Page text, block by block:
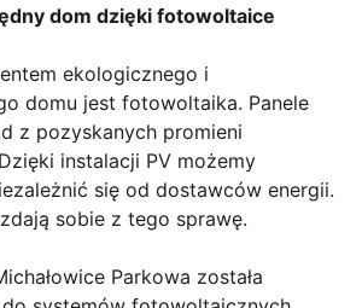
dom dzięki fotowoltaice
ekologicznego i
domu jest fotowoltaika. Panele
z pozyskanych promieni
instalacji PV możemy
się od dostawców energii.
sobie z tego sprawę.
Parkowa została